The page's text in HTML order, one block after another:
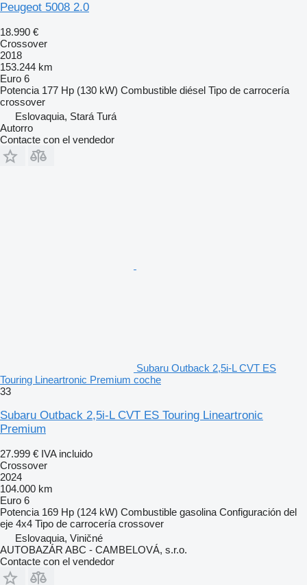
Peugeot 5008 2.0
18.990 €
Crossover
2018
153.244 km
Euro 6
Potencia 177 Hp (130 kW) Combustible diésel Tipo de carrocería
crossover
Eslovaquia, Stará Turá
Autorro
Contacte con el vendedor
Subaru Outback 2,5i-L CVT ES
Touring Lineartronic Premium coche
33
Subaru Outback 2,5i-L CVT ES Touring Lineartronic
Premium
27.999 € IVA incluido
Crossover
2024
104.000 km
Euro 6
Potencia 169 Hp (124 kW) Combustible gasolina Configuración del
eje 4x4 Tipo de carrocería crossover
Eslovaquia, Viničné
AUTOBAZÁR ABC - CAMBELOVÁ, s.r.o.
Contacte con el vendedor